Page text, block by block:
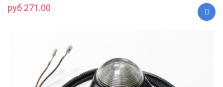
руб 271.00